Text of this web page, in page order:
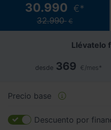
30.990 €*
32.990 €
Llévatelo
desde 369 €/mes*
Precio base
Descuento por